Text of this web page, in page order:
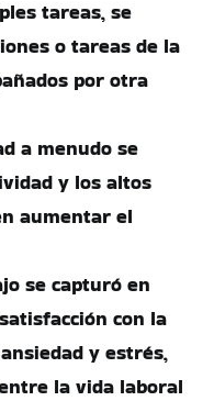
tareas, se
o tareas de la
por otra
a menudo se
y los altos
aumentar el
se capturó en
con la
y estrés,
la vida laboral